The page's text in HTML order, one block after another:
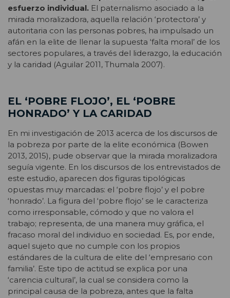
esfuerzo individual. El paternalismo asociado a la
mirada moralizadora, aquella relación ‘protectora’ y
autoritaria con las personas pobres, ha impulsado un
afán en la elite de llenar la supuesta ‘falta moral’ de los
sectores populares, a través del liderazgo, la educación
y la caridad (Aguilar 2011, Thumala 2007).
EL ‘POBRE FLOJO’, EL ‘POBRE
HONRADO’ Y LA CARIDAD
En mi investigación de 2013 acerca de los discursos de
la pobreza por parte de la elite económica (Bowen
2013, 2015), pude observar que la mirada moralizadora
seguía vigente. En los discursos de los entrevistados de
este estudio, aparecen dos figuras tipológicas
opuestas muy marcadas: el ‘pobre flojo’ y el pobre
‘honrado’. La figura del ‘pobre flojo’ se le caracteriza
como irresponsable, cómodo y que no valora el
trabajo; representa, de una manera muy gráfica, el
fracaso moral del individuo en sociedad. Es, por ende,
aquel sujeto que no cumple con los propios
estándares de la cultura de elite del ‘empresario con
familia’. Este tipo de actitud se explica por una
‘carencia cultural’, la cual se considera como la
principal causa de la pobreza, antes que la falta